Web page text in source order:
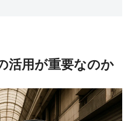
活用が重要なのか